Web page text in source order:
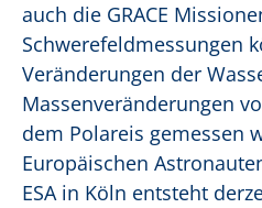
auch die GRACE
Schwerefeldmessungen
Veränderungen der
Massenveränderungen
dem Polareis gemessen
Europäischen
ESA in Köln entsteht